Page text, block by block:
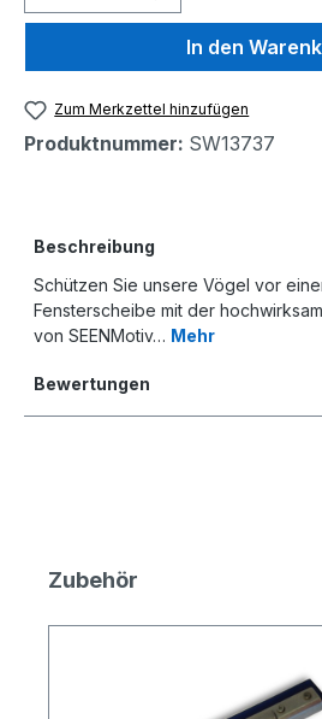
In den
Zum Merkzettel hinzufügen
Produktnummer: SW13737
Beschreibung
Schützen Sie unsere Vögel vor
Fensterscheibe mit der
von SEENMotiv… Mehr
Bewertungen
Produktgalerie überspringen
Zubehör